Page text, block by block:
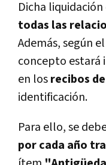
Dicha
todas las
Además, según
concepto estará
en losrecibos
identificación.
Para ello, se
por cada año